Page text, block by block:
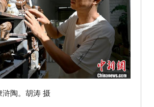
浒陶。胡涛 摄